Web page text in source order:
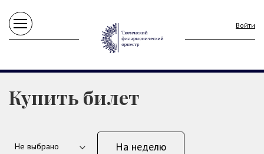
Войти
Купить билет
На неделю